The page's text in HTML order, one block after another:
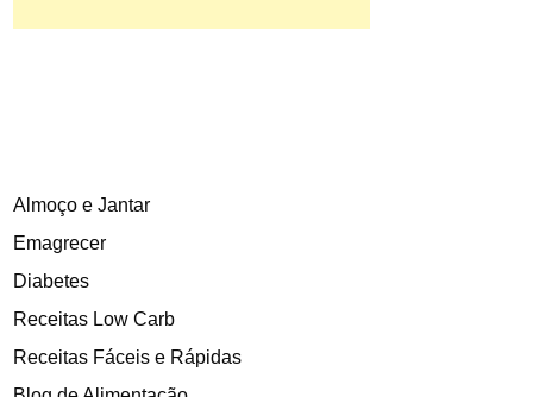
Almoço e Jantar
Emagrecer
Diabetes
Receitas Low Carb
Receitas Fáceis e Rápidas